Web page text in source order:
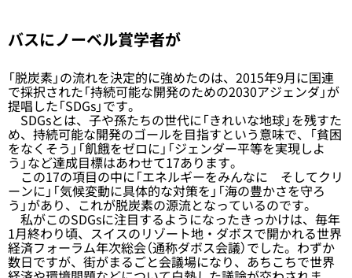
バスにノーベル賞学者が
「脱炭素」の流れを決定的に強めたのは、2015年9月に国連
で採択された「持続可能な開発のための2030アジェンダ」が
提唱した「SDGs」です。
SDGsとは、子や孫たちの世代に「きれいな地球」を残すた
め、持続可能な開発のゴールを目指すという意味で、「貧困
をなくそう」「飢餓をゼロに」「ジェンダー平等を実現しよ
う」など達成目標はあわせて17あります。
この17の項目の中に「エネルギーをみんなに そしてクリ
ーンに」「気候変動に具体的な対策を」「海の豊かさを守ろ
う」があり、これが脱炭素の源流となっているのです。
私がこのSDGsに注目するようになったきっかけは、毎年
1月終わり頃、スイスのリゾート地・ダボスで開かれる世界
経済フォーラム年次総会（通称ダボス会議）でした。わずか
数日ですが、街がまるごと会議場になり、あちこちで世界